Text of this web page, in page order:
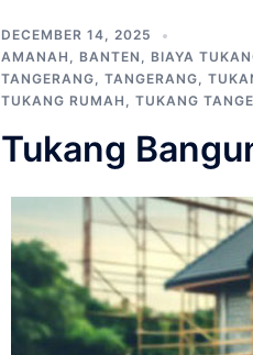
DECEMBER 14, 2025
AMANAH , BANTEN , BIAYA
TANGERANG, TANGERANG,
TUKANG RUMAH , TUKANG
Tukang